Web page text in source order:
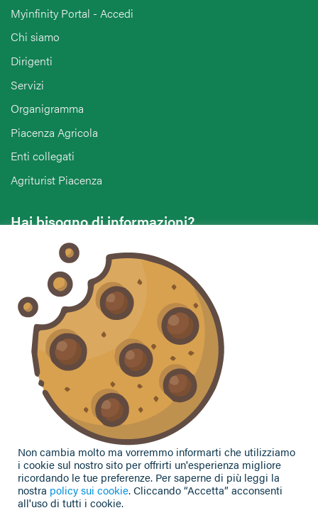
Myinfinity Portal - Accedi
Chi siamo
Dirigenti
Servizi
Organigramma
Piacenza Agricola
Enti collegati
Agriturist Piacenza
Hai bisogno di informazioni?
Vuoi contattarci per ricevere assistenza, lasciare un
commento o chiedere informazioni?
CONTATTACI
Seguici sui social
Privacy Policy|Cookie Policy
Non cambia molto ma vorremmo informarti che utilizziamo
i cookie sul nostro sito per offrirti un'esperienza migliore
ricordando le tue preferenze. Per saperne di più leggi la
nostra policy sui cookie. Cliccando “Accetta” acconsenti
all'uso di tutti i cookie.